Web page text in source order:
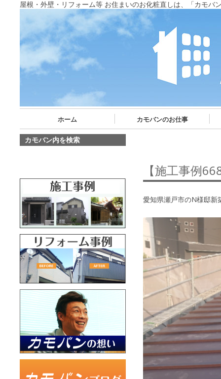
屋根・外壁・リフォーム等 お住まいのお化粧直しは、「カモバ
ホーム カモバンのお仕事
【施工事例
愛知県瀬戸市のN様邸新
カモバン内を検索